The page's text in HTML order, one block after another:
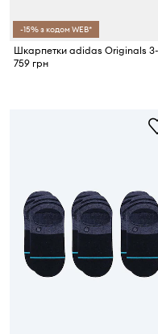
-15% з кодом WEB*
759 грн